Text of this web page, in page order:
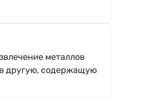
металлов
другую, содержащую